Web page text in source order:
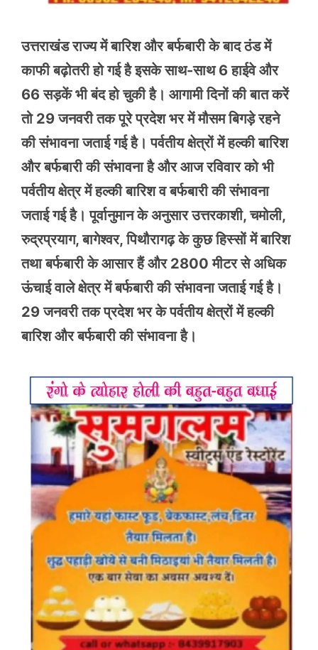
उत्तराखंड राज्य में बारिश और बर्फबारी के बाद ठंड में
काफी बढ़ोतरी हो गई है इसके साथ-साथ 6 हाईवे और
66 सड़कें भी बंद हो चुकी है। आगामी दिनों की बात करें
तो 29 जनवरी तक पूरे प्रदेश भर में मौसम बिगड़े रहने
की संभावना जताई गई है। पर्वतीय क्षेत्रों में हल्की बारिश
और बर्फबारी की संभावना है और आज रविवार को भी
पर्वतीय क्षेत्र में हल्की बारिश व बर्फबारी की संभावना
जताई गई है। पूर्वानुमान के अनुसार उत्तरकाशी, चमोली,
रुद्रप्रयाग, बागेश्वर, पिथौरागढ़ के कुछ हिस्सों में बारिश
तथा बर्फबारी के आसार हैं और 2800 मीटर से अधिक
ऊंचाई वाले क्षेत्र में बर्फबारी की संभावना जताई गई है।
29 जनवरी तक प्रदेश भर के पर्वतीय क्षेत्रों में हल्की
बारिश और बर्फबारी की संभावना है।